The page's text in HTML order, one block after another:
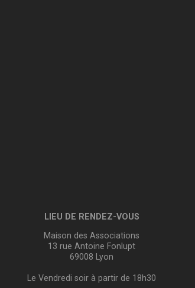
LIEU DE RENDEZ-VOUS
Maison des Associations
13 rue Antoine Fonlupt
69008 Lyon
Le Vendredi soir à partir de 18h30